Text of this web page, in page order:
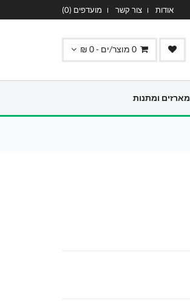
אודות צור קשר מועדפים (0
)
0 מוצר/ים -0
₪
מארזים ומתנות